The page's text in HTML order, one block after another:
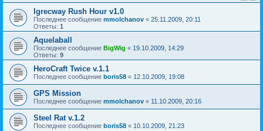
Igrecway Rush Hour v1.0
Последнее сообщение mmolchanov « 25.11.2009, 20:11
Ответы: 1
Aquelaball
Последнее сообщение BigWig « 19.10.2009, 14:29
Ответы: 9
HeroCraft Twice v.1.1
Последнее сообщение boris58 « 12.10.2009, 19:08
GPS Mission
Последнее сообщение mmolchanov « 11.10.2009, 20:16
Steel Rat v.1.2
Последнее сообщение boris58 « 10.10.2009, 21:23